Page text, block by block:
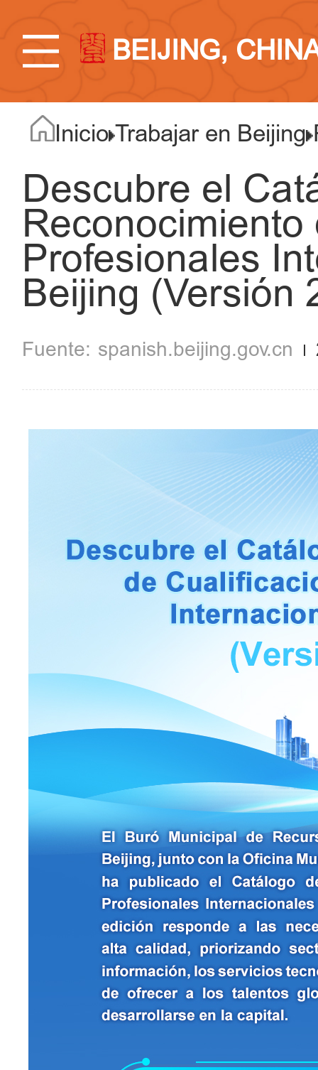
BEIJING,
Inicio Trabajar en Beijing
Descubre el
Profesionales
Beijing (Versión
spanish.beijing.gov.cn